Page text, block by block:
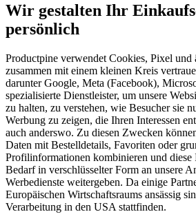
Wir gestalten Ihr
persönlich
Productpine verwendet Cookies, Pixel und
zusammen mit einem kleinen Kreis
darunter Google, Meta (Facebook),
spezialisierte Dienstleister, um unsere
zu halten, zu verstehen, wie Besucher sie
Werbung zu zeigen, die Ihren Interessen
auch anderswo. Zu diesen Zwecken
Daten mit Bestelldetails, Favoriten oder
Profilinformationen kombinieren und diese
Bedarf in verschlüsselter Form an unsere
Werbedienste weitergeben. Da einige
Europäischen Wirtschaftsraums ansässig
Verarbeitung in den USA stattfinden.